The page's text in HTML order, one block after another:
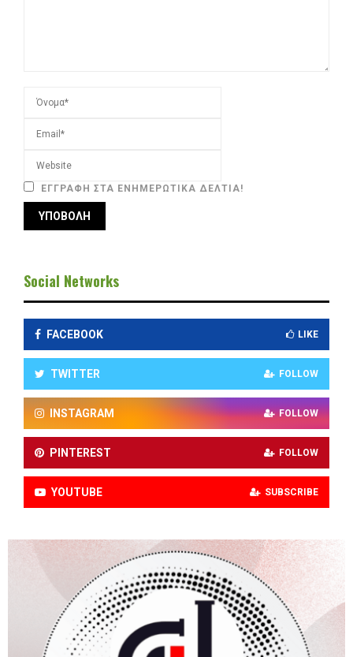
ΕΓΓΡΑΦΉ ΣΤΑ ΕΝΗΜΕΡΩΤΙΚΆ ΔΕΛΤΊΑ!
Social Networks
FACEBOOK LIKE
TWITTER FOLLOW
INSTAGRAM FOLLOW
PINTEREST FOLLOW
YOUTUBE SUBSCRIBE